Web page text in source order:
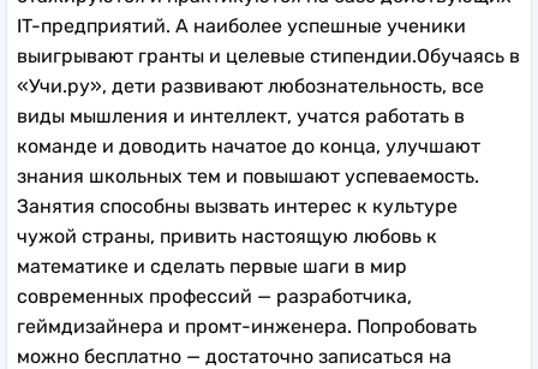
IT-предприятий. А наиболее успешные ученики
выигрывают гранты и целевые стипендии.Обучаясь в
«Учи.ру», дети развивают любознательность, все
виды мышления и интеллект, учатся работать в
команде и доводить начатое до конца, улучшают
знания школьных тем и повышают успеваемость.
Занятия способны вызвать интерес к культуре
чужой страны, привить настоящую любовь к
математике и сделать первые шаги в мир
современных профессий — разработчика,
геймдизайнера и промт-инженера. Попробовать
можно бесплатно — достаточно записаться на